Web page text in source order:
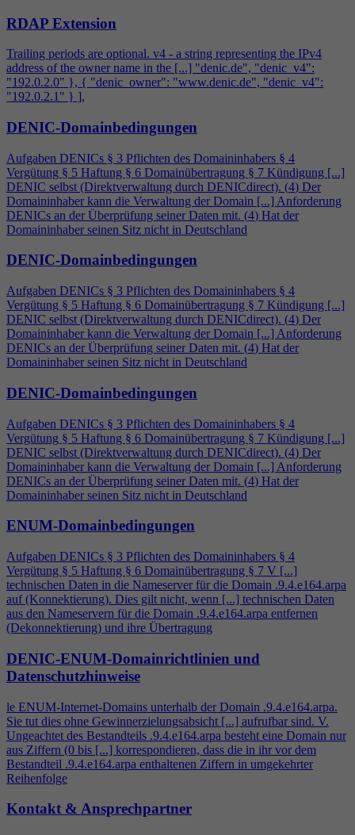
RDAP Extension
Trailing periods are optional. v4 - a string representing the IPv4
address of the owner name in the [...] "denic.de", "denic_v4":
"192.0.2.0" }, { "denic_owner": "www.denic.de", "denic_v4":
"192.0.2.1" } ],
DENIC-Domainbedingungen
Aufgaben DENICs § 3 Pflichten des Domaininhabers § 4
Vergütung § 5 Haftung § 6 Domainübertragung § 7 Kündigung [...]
DENIC selbst (Direktverwaltung durch DENICdirect). (4) Der
Domaininhaber kann die Verwaltung der Domain [...] Anforderung
DENICs an der Überprüfung seiner Daten mit. (4) Hat der
Domaininhaber seinen Sitz nicht in Deutschland
DENIC-Domainbedingungen
Aufgaben DENICs § 3 Pflichten des Domaininhabers § 4
Vergütung § 5 Haftung § 6 Domainübertragung § 7 Kündigung [...]
DENIC selbst (Direktverwaltung durch DENICdirect). (4) Der
Domaininhaber kann die Verwaltung der Domain [...] Anforderung
DENICs an der Überprüfung seiner Daten mit. (4) Hat der
Domaininhaber seinen Sitz nicht in Deutschland
DENIC-Domainbedingungen
Aufgaben DENICs § 3 Pflichten des Domaininhabers § 4
Vergütung § 5 Haftung § 6 Domainübertragung § 7 Kündigung [...]
DENIC selbst (Direktverwaltung durch DENICdirect). (4) Der
Domaininhaber kann die Verwaltung der Domain [...] Anforderung
DENICs an der Überprüfung seiner Daten mit. (4) Hat der
Domaininhaber seinen Sitz nicht in Deutschland
ENUM-Domainbedingungen
Aufgaben DENICs § 3 Pflichten des Domaininhabers § 4
Vergütung § 5 Haftung § 6 Domainübertragung § 7 V [...]
technischen Daten in die Nameserver für die Domain .9.4.e164.arpa
auf (Konnektierung). Dies gilt nicht, wenn [...] technischen Daten
aus den Nameservern für die Domain .9.4.e164.arpa entfernen
(Dekonnektierung) und ihre Übertragung
DENIC-ENUM-Domainrichtlinien und
Datenschutzhinweise
le ENUM-Internet-Domains unterhalb der Domain .9.4.e164.arpa.
Sie tut dies ohne Gewinnerzielungsabsicht [...] aufrufbar sind. V.
Ungeachtet des Bestandteils .9.4.e164.arpa besteht eine Domain nur
aus Ziffern (0 bis [...] korrespondieren, dass die in ihr vor dem
Bestandteil .9.4.e164.arpa enthaltenen Ziffern in umgekehrter
Reihenfolge
Kontakt & Ansprechpartner